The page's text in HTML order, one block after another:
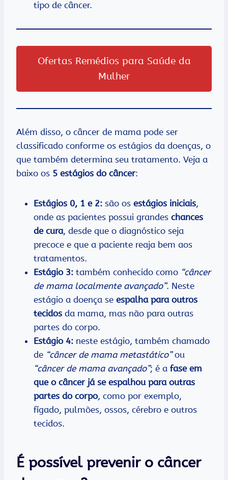
tipo de câncer.
Ofertas Remédios para Saúde da
Mulher
Além disso, o câncer de mama pode ser
classificado conforme os estágios da doenças, o
que também determina seu tratamento. Veja a
baixo os 5 estágios do câncer:
Estágios 0, 1 e 2: são os estágios iniciais,
onde as pacientes possui grandes chances
de cura, desde que o diagnóstico seja
precoce e que a paciente reaja bem aos
tratamentos.
Estágio 3: também conhecido como “câncer
de mama localmente avançado”. Neste
estágio a doença se espalha para outros
tecidos da mama, mas não para outras
partes do corpo.
Estágio 4: neste estágio, também chamado
de “câncer de mama metastático”ou
“câncer de mama avançado”; é a fase em
que o câncer já se espalhou para outras
partes do corpo, como por exemplo,
fígado, pulmões, ossos, cérebro e outros
tecidos.
É possível prevenir o câncer